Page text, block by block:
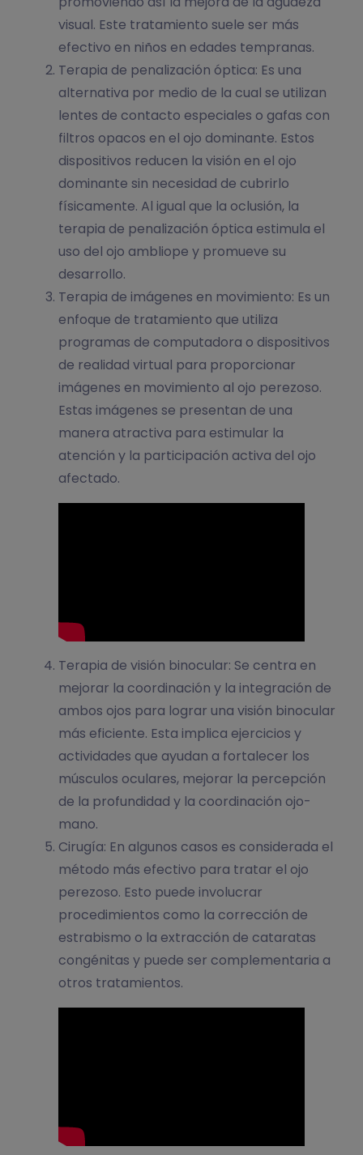
visual. Este tratamiento suele ser más
efectivo en niños en edades tempranas.
Terapia de penalización óptica: Es una
alternativa por medio de la cual se utilizan
lentes de contacto especiales o gafas con
filtros opacos en el ojo dominante. Estos
dispositivos reducen la visión en el ojo
dominante sin necesidad de cubrirlo
físicamente. Al igual que la oclusión, la
terapia de penalización óptica estimula el
uso del ojo ambliope y promueve su
desarrollo.
Terapia de imágenes en movimiento: Es un
enfoque de tratamiento que utiliza
programas de computadora o dispositivos
de realidad virtual para proporcionar
imágenes en movimiento al ojo perezoso.
Estas imágenes se presentan de una
manera atractiva para estimular la
atención y la participación activa del ojo
afectado.
Terapia de visión binocular: Se centra en
mejorar la coordinación y la integración de
ambos ojos para lograr una visión binocular
más eficiente. Esta implica ejercicios y
actividades que ayudan a fortalecer los
músculos oculares, mejorar la percepción
de la profundidad y la coordinación ojo-
mano.
Cirugía: En algunos casos es considerada el
método más efectivo para tratar el ojo
perezoso. Esto puede involucrar
procedimientos como la corrección de
estrabismo o la extracción de cataratas
congénitas y puede ser complementaria a
otros tratamientos.